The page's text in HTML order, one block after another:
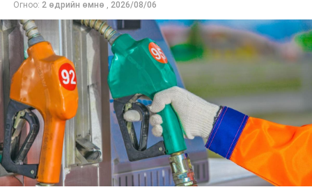
нийлүүлэлтийг тогтворжуулах хүрээнд бусад эх
үүсвэрийг нэмэгдүүлэх чиглэлд анхаарч байна.
Замын-Үүд боомтоор 2000 тонн дизель түлш орж
ирсэн бөгөөд шилжүүлэн ачих ажиллагаа хийгдэж
байна" гэлээ
гэж Аж үйлдвэр, эрдэс баялгийн яамнаас
мэдээллээ.
Огноо: 2 өдрийн өмнө , 2026/08/06